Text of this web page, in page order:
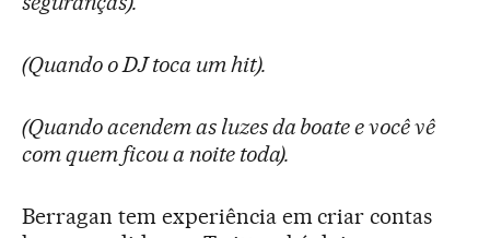
(Quando o DJ toca um hit).
(Quando acendem as luzes da boate e você vê
com quem ficou a noite toda).
Berragan tem experiência em criar contas